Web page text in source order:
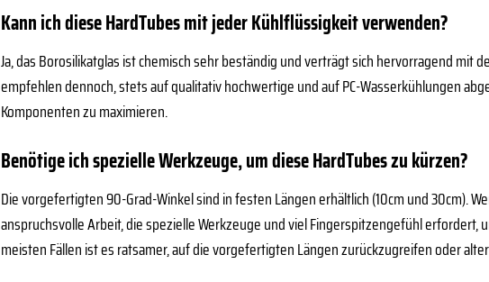
Kann ich diese HardTubes mit jeder Kühlflüssigkeit verwenden?
Ja, das Borosilikatglas ist chemisch sehr beständig und verträgt sich hervorragend
empfehlen dennoch, stets auf qualitativ hochwertige und auf PC-Wasserkühlungen
Komponenten zu maximieren.
Benötige ich spezielle Werkzeuge, um diese HardTubes zu kürzen?
Die vorgefertigten 90-Grad-Winkel sind in festen Längen erhältlich (10cm und 30cm).
anspruchsvolle Arbeit, die spezielle Werkzeuge und viel Fingerspitzengefühl
meisten Fällen ist es ratsamer, auf die vorgefertigten Längen zurückzugreifen oder